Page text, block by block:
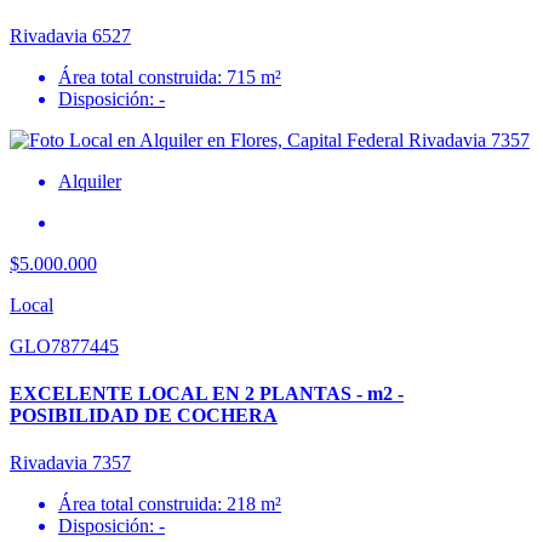
Rivadavia 6527
Área total construida: 715 m²
Disposición: -
Alquiler
$5.000.000
Local
GLO7877445
EXCELENTE LOCAL EN 2 PLANTAS - m2 -
POSIBILIDAD DE COCHERA
Rivadavia 7357
Área total construida: 218 m²
Disposición: -